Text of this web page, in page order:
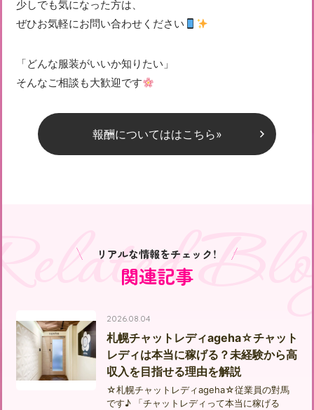
少しでも気になった方は、
ぜひお気軽にお問い合わせください
「どんな服装がいいか知りたい」
そんなご相談も大歓迎です
報酬についてははこちら»
関連記事
リアルな情報をチェック！
2026.08.04
札幌チャットレディageha☆チャット
レディは本当に稼げる？未経験から高
収入を目指せる理由を解説
☆札幌チャットレディageha☆従業員の對馬
です♪ 「チャットレディって本当に稼げる